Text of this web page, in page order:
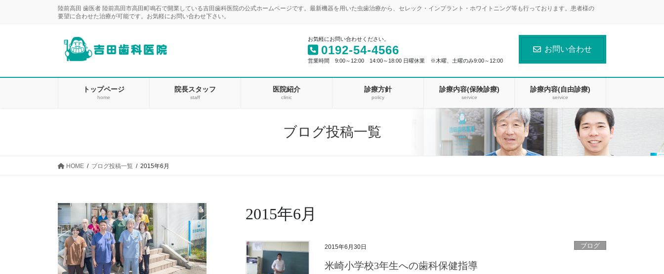
移
ン
陸前高田 歯医者 陸前高田市高田町鳴石で開業している吉田歯科医院の公式ホームページです。最新機器を用いた虫歯治療から、セレック・インプラント・ホワイトニング等も行っております。患者様の
要望に合わせた治療が可能です。お気軽にお問い合わせ下さい。
お気軽にお問い合わせください。
0192-54-4566
営業時間 9:00～12:00 14:00～18:00 日曜休業 ※木曜、土曜のみ9:00～12:00
お問い合わせ
トップページ
home
院長スタッフ
staff
医院紹介
clinic
診療方針
policy
診療内容(保険診療)
service
診療内容(自由診療)
service
ブログ投稿一覧
HOME ブログ投稿一覧 2015年6月
2015年6月
2015年6月30日 ブログ
米崎小学校3年生への歯科保健指導